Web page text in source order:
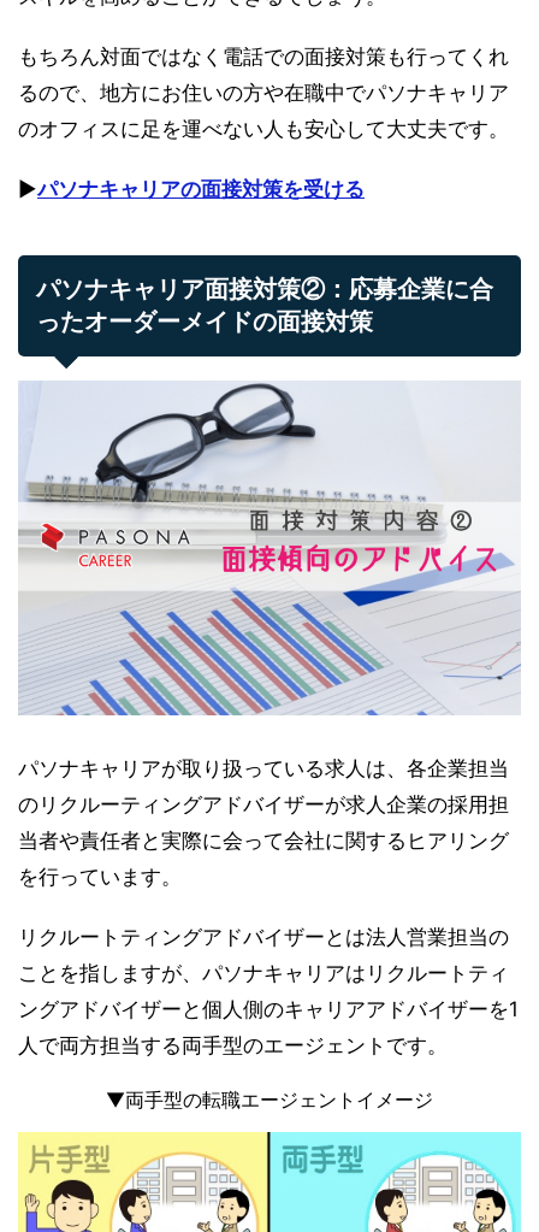
もちろん対面ではなく電話での面接対策も行ってくれ
るので、地方にお住いの方や在職中でパソナキャリア
のオフィスに足を運べない人も安心して大丈夫です。
▶︎パソナキャリアの面接対策を受ける
パソナキャリア面接対策②：応募企業に合
ったオーダーメイドの面接対策
パソナキャリアが取り扱っている求人は、各企業担当
のリクルーティングアドバイザーが求人企業の採用担
当者や責任者と実際に会って会社に関するヒアリング
を行っています。
リクルートティングアドバイザーとは法人営業担当の
ことを指しますが、パソナキャリアはリクルートティ
ングアドバイザーと個人側のキャリアアドバイザーを1
人で両方担当する両手型のエージェントです。
▼両手型の転職エージェントイメージ